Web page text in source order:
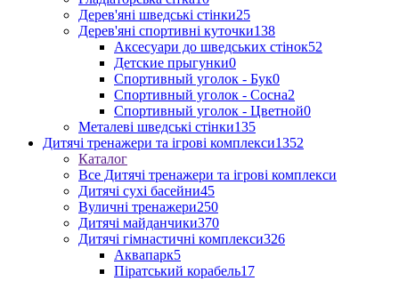
Дерев'яні шведські стінки25
Дерев'яні спортивні куточки138
Аксесуари до шведських стінок52
Детские прыгунки0
Спортивный уголок - Бук0
Спортивный уголок - Сосна2
Спортивный уголок - Цветной0
Металеві шведські стінки135
Дитячі тренажери та ігрові комплекси1352
Каталог
Все Дитячі тренажери та ігрові комплекси
Дитячі сухі басейни45
Вуличні тренажери250
Дитячі майданчики370
Дитячі гімнастичні комплекси326
Аквапарк5
Піратський корабель17